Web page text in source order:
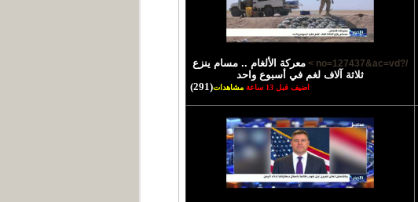
/?no=127437&ac=vd >
معركة الألغام .. مسام ينزع
ثلاثة آلاف لغم في أسبوع واحد
اضيف قبل 13 ساعة مشاهدات(291)